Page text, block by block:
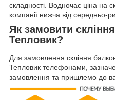
складності. Водночас ціна на
компанії нижча від середньо-
Як замовити
Тепловик?
Для замовлення скління
Тепловик телефонами,
замовлення та пришлемо до